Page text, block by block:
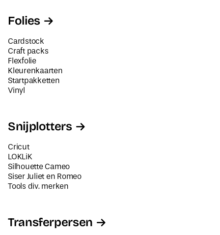
Folies
Cardstock
Craft packs
Flexfolie
Kleurenkaarten
Startpakketten
Vinyl
Snijplotters
Cricut
LOKLiK
Silhouette Cameo
Siser Juliet en Romeo
Tools div. merken
Transferpersen